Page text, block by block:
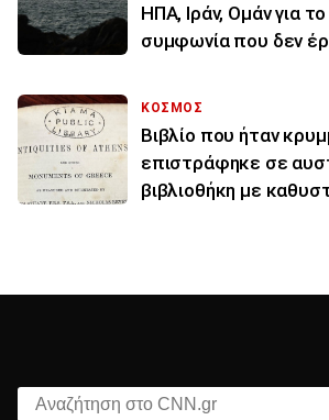
ΗΠΑ, Ιράν, Ομάν για
συμφωνία που δεν
ΚΟΣΜΟΣ
Βιβλίο που ήταν
επιστράφηκε σε
βιβλιοθήκη με
Αναζήτηση στο CNN.gr